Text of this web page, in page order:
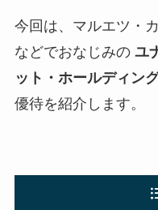
今回は、マルエツ・
などでおなじみの ユ
ット・ホールディン
優待を紹介します。